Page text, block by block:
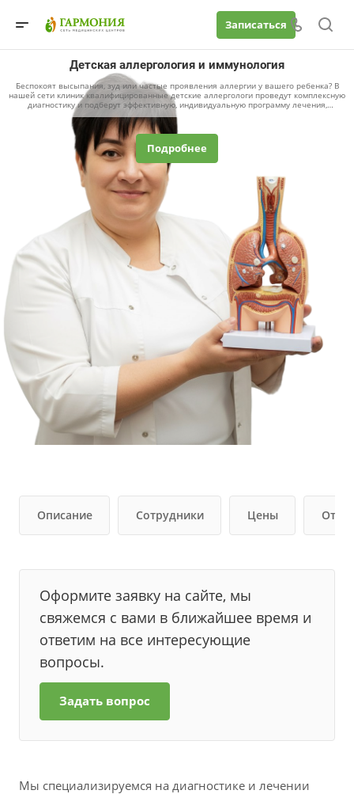
Записаться
Детская аллергология и иммунология
Беспокоят высыпания, зуд или частые проявления аллергии у вашего ребенка? В
нашей сети клиник квалифицированные детские аллергологи проведут комплексную
диагностику и подберут эффективную, индивидуальную программу лечения,
направленную на снижение симптомов и улучшение качества жизни вашего
малыша. Прием детского аллерголога доступен в удобное для вас время – вы
можете записаться на прием к детскому аллергологу онлайн на сайте.
Подробнее
Описание Сотрудники Цены
Оформите заявку на сайте, мы
свяжемся с вами в ближайшее время и
ответим на все интересующие
вопросы.
Задать вопрос
Мы специализируемся на диагностике и лечении